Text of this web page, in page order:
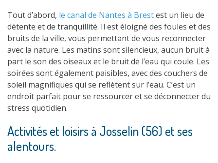
Tout d’abord, le canal de Nantes à Brestest un lieu de
détente et de tranquillité. Il est éloigné des foules et des
bruits de la ville, vous permettant de vous reconnecter
avec la nature. Les matins sont silencieux, aucun bruit à
part le son des oiseaux et le bruit de l’eau qui coule. Les
soirées sont également paisibles, avec des couchers de
soleil magnifiques qui se reflètent sur l’eau. C’est un
endroit parfait pour se ressourcer et se déconnecter du
stress quotidien.
Activités et loisirs à Josselin (56) et ses
alentours.